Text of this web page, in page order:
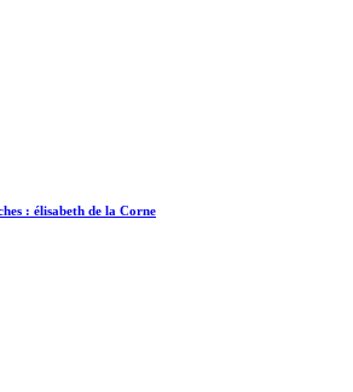
: élisabeth de la Corne